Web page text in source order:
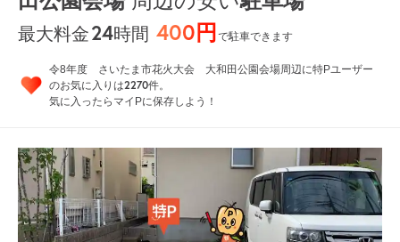
最大料金24時間 400円で駐車できます
令8年度 さいたま市花火大会 大和田公園会場周辺に特Pユーザー
のお気に入りは2270件。
気に入ったらマイPに保存しよう！